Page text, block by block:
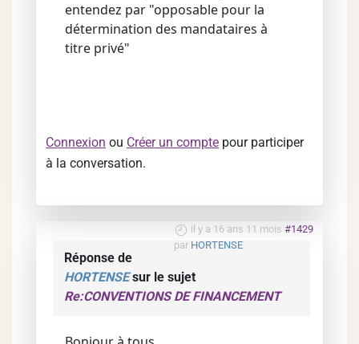
entendez par "opposable pour la
détermination des mandataires à
titre privé"
Connexion ou Créer un compte pour participer
à la conversation.
il y a 16 ans 11 mois #1429
par HORTENSE
Réponse de
HORTENSEsur le sujet
Re:CONVENTIONS DE FINANCEMENT